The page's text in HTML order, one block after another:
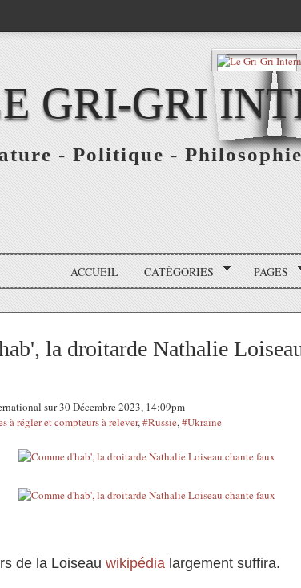
GRI-GRI
- Politique -
ACCUEIL CATÉGORIES PAGES
la droitarde Nathalie
sur 30 Décembre 2023, 14:09pm
à régler et compteurs à relever,#Russie,#Ukraine
de la Loiseau wikipédia largement suffira.